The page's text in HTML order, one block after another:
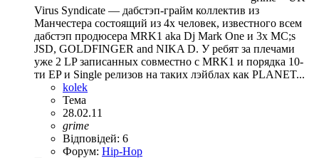
Virus Syndicate — дабстэп-грайм коллектив из
Манчестера состоящий из 4х человек, известного всем
дабстэп продюсера MRK1 aka Dj Mark One и 3х МС;s
JSD, GOLDFINGER and NIKA D. У ребят за плечами
уже 2 LP записанных совместно с MRK1 и порядка 10-
ти EP и Single релизов на таких лэйблах как PLANET...
kolek
Тема
28.02.11
grime
Відповідей: 6
Форум: Hip-Hop